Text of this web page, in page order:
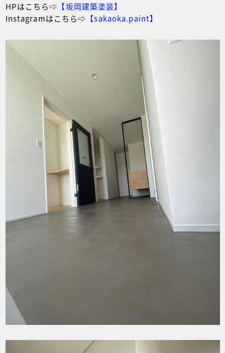
HPはこちら⇨ 【坂岡建築塗装】
Instagramはこちら⇨ 【sakaoka.paint】